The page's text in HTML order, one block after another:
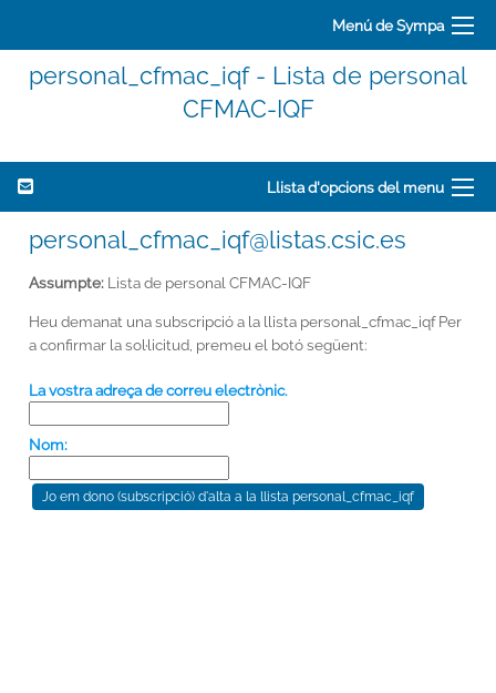
Menú de Sympa
personal_cfmac_iqf - Lista de personal
CFMAC-IQF
Llista d'opcions del menu
personal_cfmac_iqf@listas.csic.es
Assumpte: Lista de personal CFMAC-IQF
Heu demanat una subscripció a la llista personal_cfmac_iqf Per
a confirmar la sol·licitud, premeu el botó següent:
La vostra adreça de correu electrònic.
Nom: